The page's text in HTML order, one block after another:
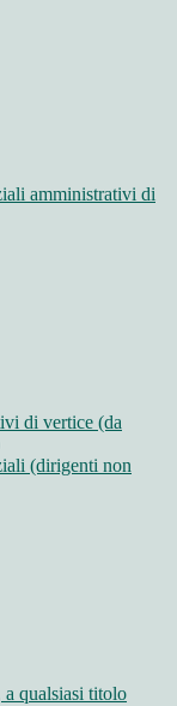
amministrativi di
di vertice (da
(dirigenti non
qualsiasi titolo